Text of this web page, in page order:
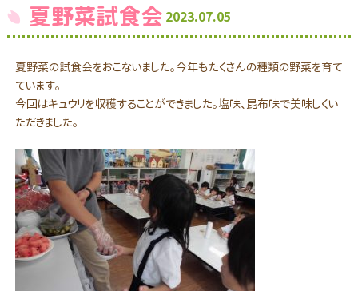
夏野菜試食会 2023.07.05
夏野菜の試食会をおこないました。今年もたくさんの種類の野菜を育て
ています。
今回はキュウリを収穫することができました。塩味、昆布味で美味しくい
ただきました。